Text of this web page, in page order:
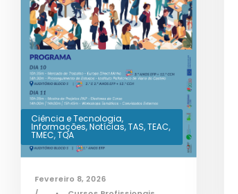
Ciência e Tecnologia,
Informações,Notícias,TAS,TEAC,
TMEC,TQA
Fevereiro 8, 2026